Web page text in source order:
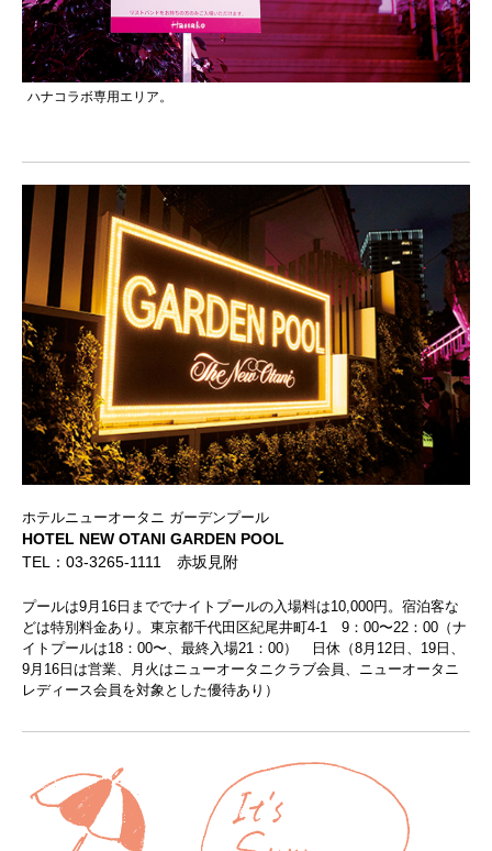
ハナコラボ専用エリア。
ホテルニューオータニ ガーデンプール
HOTEL NEW OTANI GARDEN POOL
TEL：03-3265-1111 赤坂見附
プールは9月16日まででナイトプールの入場料は10,000円。宿泊客な
どは特別料金あり。東京都千代田区紀尾井町4-1 9：00〜22：00（ナ
イトプールは18：00〜、最終入場21：00） 日休（8月12日、19日、
9月16日は営業、月火はニューオータニクラブ会員、ニューオータニ
レディース会員を対象とした優待あり）